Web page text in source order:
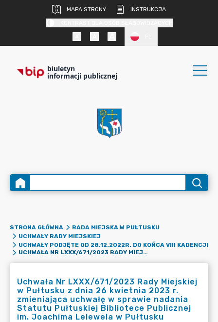
MAPA STRONY
INSTRUKCJA
biuletyn
informacji publicznej
STRONA GŁÓWNA
RADA MIEJSKA W PUŁTUSKU
UCHWAŁY RADY MIEJSKIEJ
UCHWAŁY PODJĘTE OD 28.12.2022R. DO KOŃCA VIII KADENCJI
UCHWAŁA NR LXXX/671/2023 RADY MIEJSKIEJ W PUŁTUSKU Z DNIA 26 KWIETNIA 2023 R. ZMIENIAJĄCA UCHWAŁĘ W SPRAWIE NADANIA STATUTU PUŁTUSKIEJ BIBLIOTECE PUBLICZNEJ IM. JOACHIMA LELEWELA W PUŁTUSKU
Uchwała Nr LXXX/671/2023 Rady Miejskiej
w Pułtusku z dnia 26 kwietnia 2023 r.
zmieniająca uchwałę w sprawie nadania
Statutu Pułtuskiej Bibliotece Publicznej
im. Joachima Lelewela w Pułtusku